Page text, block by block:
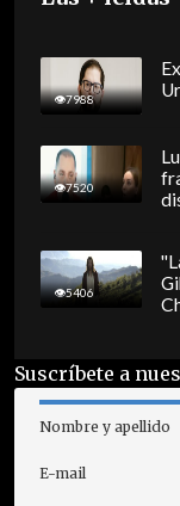
7988
7520
5406
Suscríbete a
Nombre y apellido
E-mail